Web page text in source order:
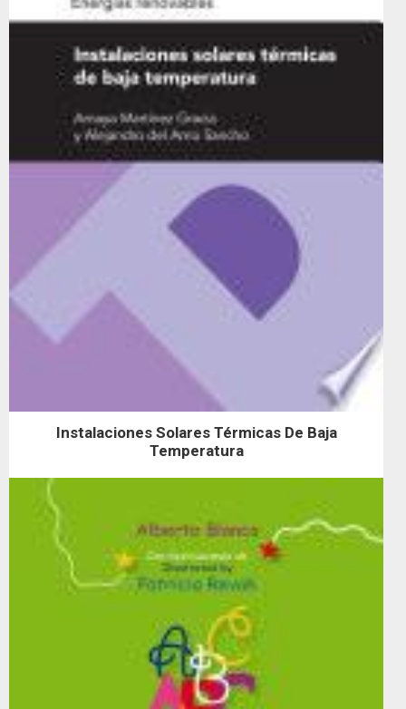
Instalaciones Solares Térmicas De Baja
Temperatura